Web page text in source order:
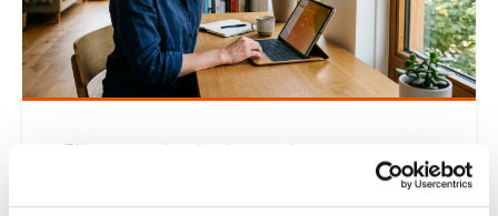
Slimme technologie: wat levert een